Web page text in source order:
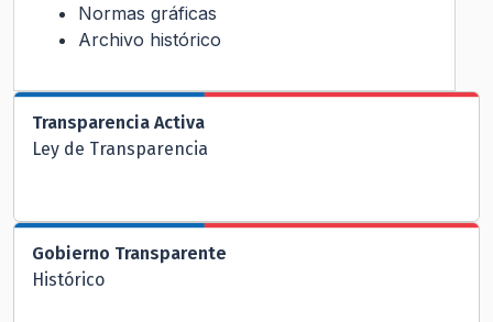
Normas gráficas
Archivo histórico
Transparencia Activa
Ley de Transparencia
Gobierno Transparente
Histórico